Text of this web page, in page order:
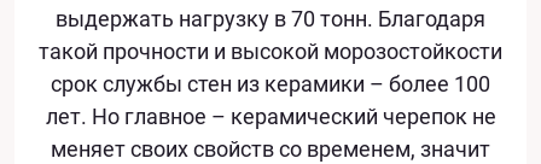
выдержать нагрузку в 70 тонн. Благодаря
такой прочности и высокой морозостойкости
срок службы стен из керамики – более 100
лет. Но главное – керамический черепок не
меняет своих свойств со временем, значит